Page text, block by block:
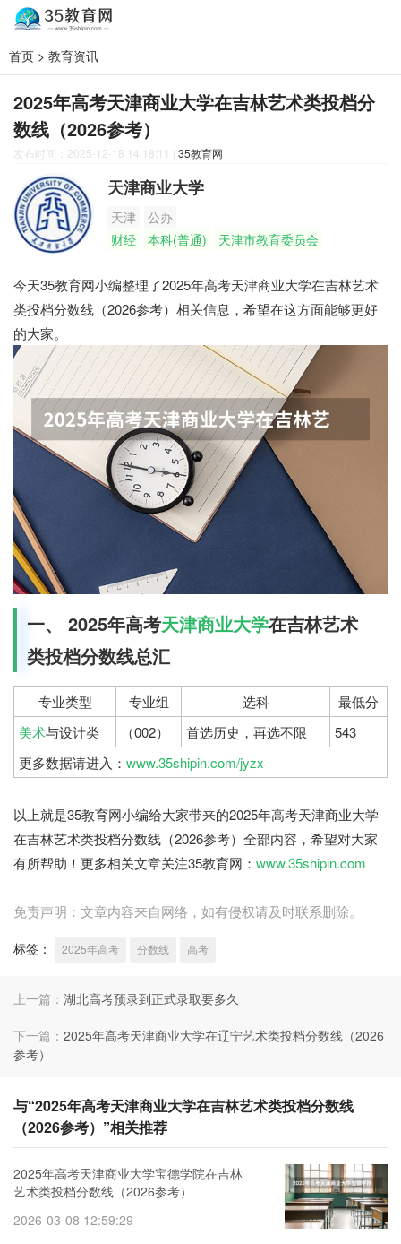
首页 > 教育资讯
2025年高考天津商业大学在吉林艺术类投档分
数线（2026参考）
发布时间：2025-12-18 14:18:11 | 35教育网
天津商业大学
天津
公办
财经
本科(普通) 天津市教育委员会
今天35教育网小编整理了2025年高考天津商业大学在吉林艺术
类投档分数线（2026参考）相关信息，希望在这方面能够更好
的大家。
一、 2025年高考天津商业大学在吉林艺术
类投档分数线总汇
专业类型 专业组 选科
最低分
美术与设计类 （002） 首选历史，再选不限
543
更多数据请进入： www.35shipin.com/jyzx
以上就是35教育网小编给大家带来的2025年高考天津商业大学
在吉林艺术类投档分数线（2026参考）全部内容，希望对大家
有所帮助！更多相关文章关注35教育网： www.35shipin.com
免责声明：文章内容来自网络，如有侵权请及时联系删除。
标签： 2025年高考 分数线 高考
上一篇： 湖北高考预录到正式录取要多久
下一篇： 2025年高考天津商业大学在辽宁艺术类投档分数线（2026
参考）
与“2025年高考天津商业大学在吉林艺术类投档分数线
（2026参考）”相关推荐
2025年高考天津商业大学宝德学院在吉林
艺术类投档分数线（2026参考）
2026-03-08 12:59:29